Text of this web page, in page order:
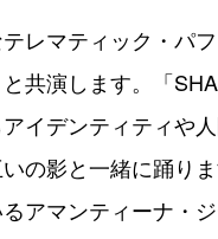
レマティック・パ
共演します。「
イデンティティや
の影と一緒に踊り
アマンティーナ・